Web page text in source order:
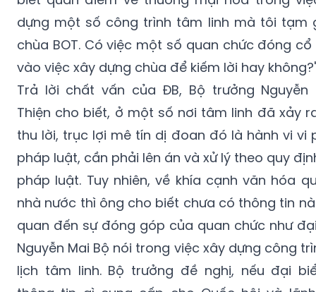
chùa BOT. Có việc một số quan chức đóng
vào việc xây dựng chùa để kiếm lời hay
Trả lời chất vấn của ĐB, Bộ trưởng Nguyễn
Thiện cho biết, ở một số nơi tâm linh đã xảy
thu lời, trục lợi mê tín dị đoan đó là hành vi vi
pháp luật, cần phải lên án và xử lý theo quy
pháp luật. Tuy nhiên, về khía cạnh văn hóa
nhà nước thì ông cho biết chưa có thông tin
quan đến sự đóng góp của quan chức như
Nguyễn Mai Bộ nói trong việc xây dựng công
lịch tâm linh. Bộ trưởng đề nghị, nếu đại
thông tin gì cung cấp cho Quốc hội và
Đảng, Nhà nước để xử lý theo quy định